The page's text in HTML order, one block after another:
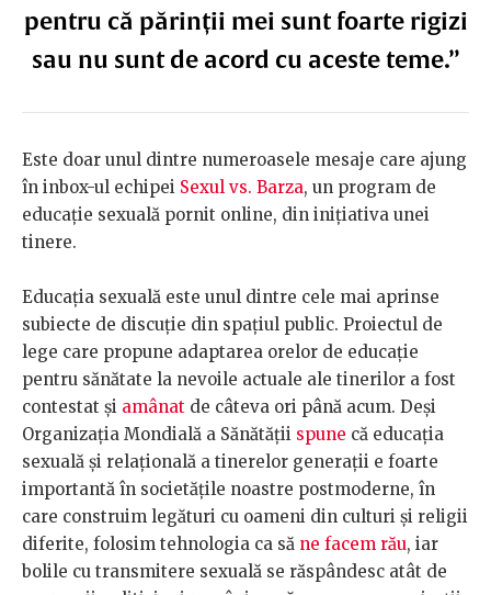
pentru că părinții mei sunt foarte rigizi
sau nu sunt de acord cu aceste teme.”
Este doar unul dintre numeroasele mesaje care ajung
în inbox-ul echipei Sexul vs. Barza, un program de
educație sexuală pornit online, din inițiativa unei
tinere.
Educația sexuală este unul dintre cele mai aprinse
subiecte de discuție din spațiul public. Proiectul de
lege care propune adaptarea orelor de educație
pentru sănătate la nevoile actuale ale tinerilor a fost
contestat și amânat de câteva ori până acum. Deși
Organizația Mondială a Sănătății spune că educația
sexuală și relațională a tinerelor generații e foarte
importantă în societățile noastre postmoderne, în
care construim legături cu oameni din culturi și religii
diferite, folosim tehnologia ca să ne facem rău, iar
bolile cu transmitere sexuală se răspândesc atât de